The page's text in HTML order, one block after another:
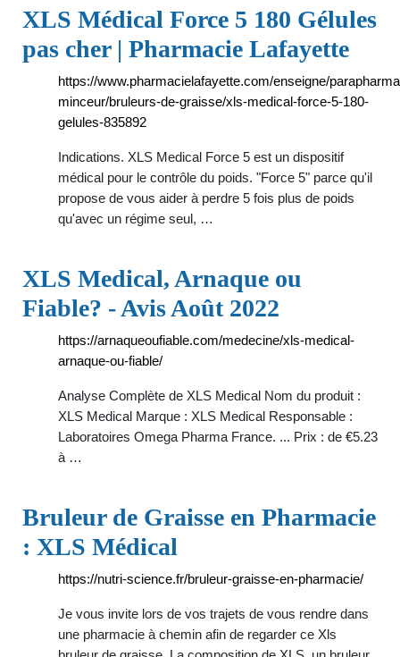
XLS Médical Force 5 180 Gélules
pas cher | Pharmacie Lafayette
https://www.pharmacielafayette.com/enseigne/
minceur/bruleurs-de-graisse/xls-medical-force-5-180-
gelules-835892
Indications. XLS Medical Force 5 est un dispositif
médical pour le contrôle du poids. "Force 5" parce qu'il
propose de vous aider à perdre 5 fois plus de poids
qu'avec un régime seul, …
XLS Medical, Arnaque ou
Fiable? - Avis Août 2022
https://arnaqueoufiable.com/medecine/xls-medical-
arnaque-ou-fiable/
Analyse Complète de XLS Medical Nom du produit :
XLS Medical Marque : XLS Medical Responsable :
Laboratoires Omega Pharma France. ... Prix : de €5.23
à …
Bruleur de Graisse en Pharmacie
: XLS Médical
https://nutri-science.fr/bruleur-graisse-en-pharmacie/
Je vous invite lors de vos trajets de vous rendre dans
une pharmacie à chemin afin de regarder ce Xls